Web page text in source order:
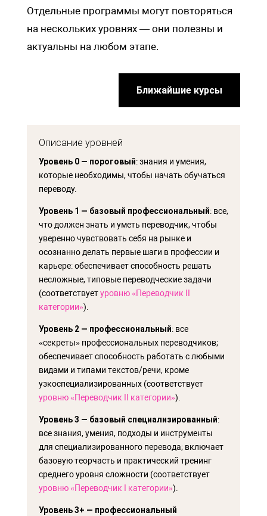
Отдельные программы могут повторяться
на нескольких уровнях — они полезны и
актуальны на любом этапе.
Ближайшие курсы
Описание уровней
Уровень 0 — пороговый: знания и умения,
которые необходимы, чтобы начать обучаться
переводу.
Уровень 1 — базовый профессиональный: все,
что должен знать и уметь переводчик, чтобы
уверенно чувствовать себя на рынке и
осознанно делать первые шаги в профессии и
карьере: обеспечивает способность решать
несложные, типовые переводческие задачи
(соответствуетуровню «Переводчик II
категории»).
Уровень 2 — профессиональный: все
«секреты» профессиональных переводчиков;
обеспечивает способность работать с любыми
видами и типами текстов/речи, кроме
узкоспециализированных (соответствует
уровню «Переводчик II категории»).
Уровень 3 — базовый специализированный:
все знания, умения, подходы и инструменты
для специализированного перевода; включает
базовую теорчасть и практический тренинг
среднего уровня сложности (соответствует
уровню «Переводчик I категории»).
Уровень 3+ — профессиональный